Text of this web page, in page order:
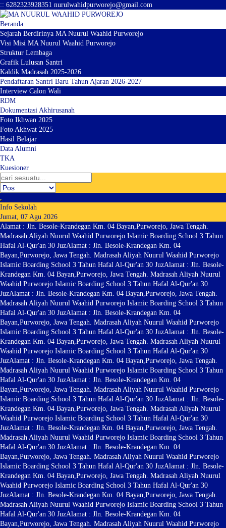
:: 6282323928351 nurulwahidpurworejo@gmail.com
Beranda
Sejarah Berdirinya MA Nuurul Waahid Purworejo
Visi Misi MA Nuurul Waahid Purworejo
Struktur Lembaga
Grafik Lulusan Santri
Kaldik Madrasah 2025-2026
Pendaftaran Santri Baru Tahun Ajaran 2026-2027
Interview Calon Wali
RDM
Dokumentasi Akhirusanah
Foto Ikhwan 2025
Foto Akhwat 2025
Hasil Belajar
Data Alumni
TKA
Kuesioner
Info Sekolah
Jumat, 07 Agu 2026
Alamat : Jln. Besole-Krandegan Km. 04 Bayan,Purworejo, Jawa Tengah.
Madrasah Aliyah Nuurul Waahid Purworejo Islamic Boarding School 3 Tahun
Hafal Al-Qur'an 30 JuzAlamat : Jln. Besole-Krandegan Km. 04
Bayan,Purworejo, Jawa Tengah. Madrasah Aliyah Nuurul Waahid Purworejo
Islamic Boarding School 3 Tahun Hafal Al-Qur'an 30 JuzAlamat : Jln. Besole-
Krandegan Km. 04 Bayan,Purworejo, Jawa Tengah. Madrasah Aliyah Nuurul
Waahid Purworejo Islamic Boarding School 3 Tahun Hafal Al-Qur'an 30
JuzAlamat : Jln. Besole-Krandegan Km. 04 Bayan,Purworejo, Jawa Tengah.
Madrasah Aliyah Nuurul Waahid Purworejo Islamic Boarding School 3 Tahun
Hafal Al-Qur'an 30 JuzAlamat : Jln. Besole-Krandegan Km. 04
Bayan,Purworejo, Jawa Tengah. Madrasah Aliyah Nuurul Waahid Purworejo
Islamic Boarding School 3 Tahun Hafal Al-Qur'an 30 JuzAlamat : Jln. Besole-
Krandegan Km. 04 Bayan,Purworejo, Jawa Tengah. Madrasah Aliyah Nuurul
Waahid Purworejo Islamic Boarding School 3 Tahun Hafal Al-Qur'an 30
JuzAlamat : Jln. Besole-Krandegan Km. 04 Bayan,Purworejo, Jawa Tengah.
Madrasah Aliyah Nuurul Waahid Purworejo Islamic Boarding School 3 Tahun
Hafal Al-Qur'an 30 JuzAlamat : Jln. Besole-Krandegan Km. 04
Bayan,Purworejo, Jawa Tengah. Madrasah Aliyah Nuurul Waahid Purworejo
Islamic Boarding School 3 Tahun Hafal Al-Qur'an 30 JuzAlamat : Jln. Besole-
Krandegan Km. 04 Bayan,Purworejo, Jawa Tengah. Madrasah Aliyah Nuurul
Waahid Purworejo Islamic Boarding School 3 Tahun Hafal Al-Qur'an 30
JuzAlamat : Jln. Besole-Krandegan Km. 04 Bayan,Purworejo, Jawa Tengah.
Madrasah Aliyah Nuurul Waahid Purworejo Islamic Boarding School 3 Tahun
Hafal Al-Qur'an 30 JuzAlamat : Jln. Besole-Krandegan Km. 04
Bayan,Purworejo, Jawa Tengah. Madrasah Aliyah Nuurul Waahid Purworejo
Islamic Boarding School 3 Tahun Hafal Al-Qur'an 30 JuzAlamat : Jln. Besole-
Krandegan Km. 04 Bayan,Purworejo, Jawa Tengah. Madrasah Aliyah Nuurul
Waahid Purworejo Islamic Boarding School 3 Tahun Hafal Al-Qur'an 30
JuzAlamat : Jln. Besole-Krandegan Km. 04 Bayan,Purworejo, Jawa Tengah.
Madrasah Aliyah Nuurul Waahid Purworejo Islamic Boarding School 3 Tahun
Hafal Al-Qur'an 30 JuzAlamat : Jln. Besole-Krandegan Km. 04
Bayan,Purworejo, Jawa Tengah. Madrasah Aliyah Nuurul Waahid Purworejo